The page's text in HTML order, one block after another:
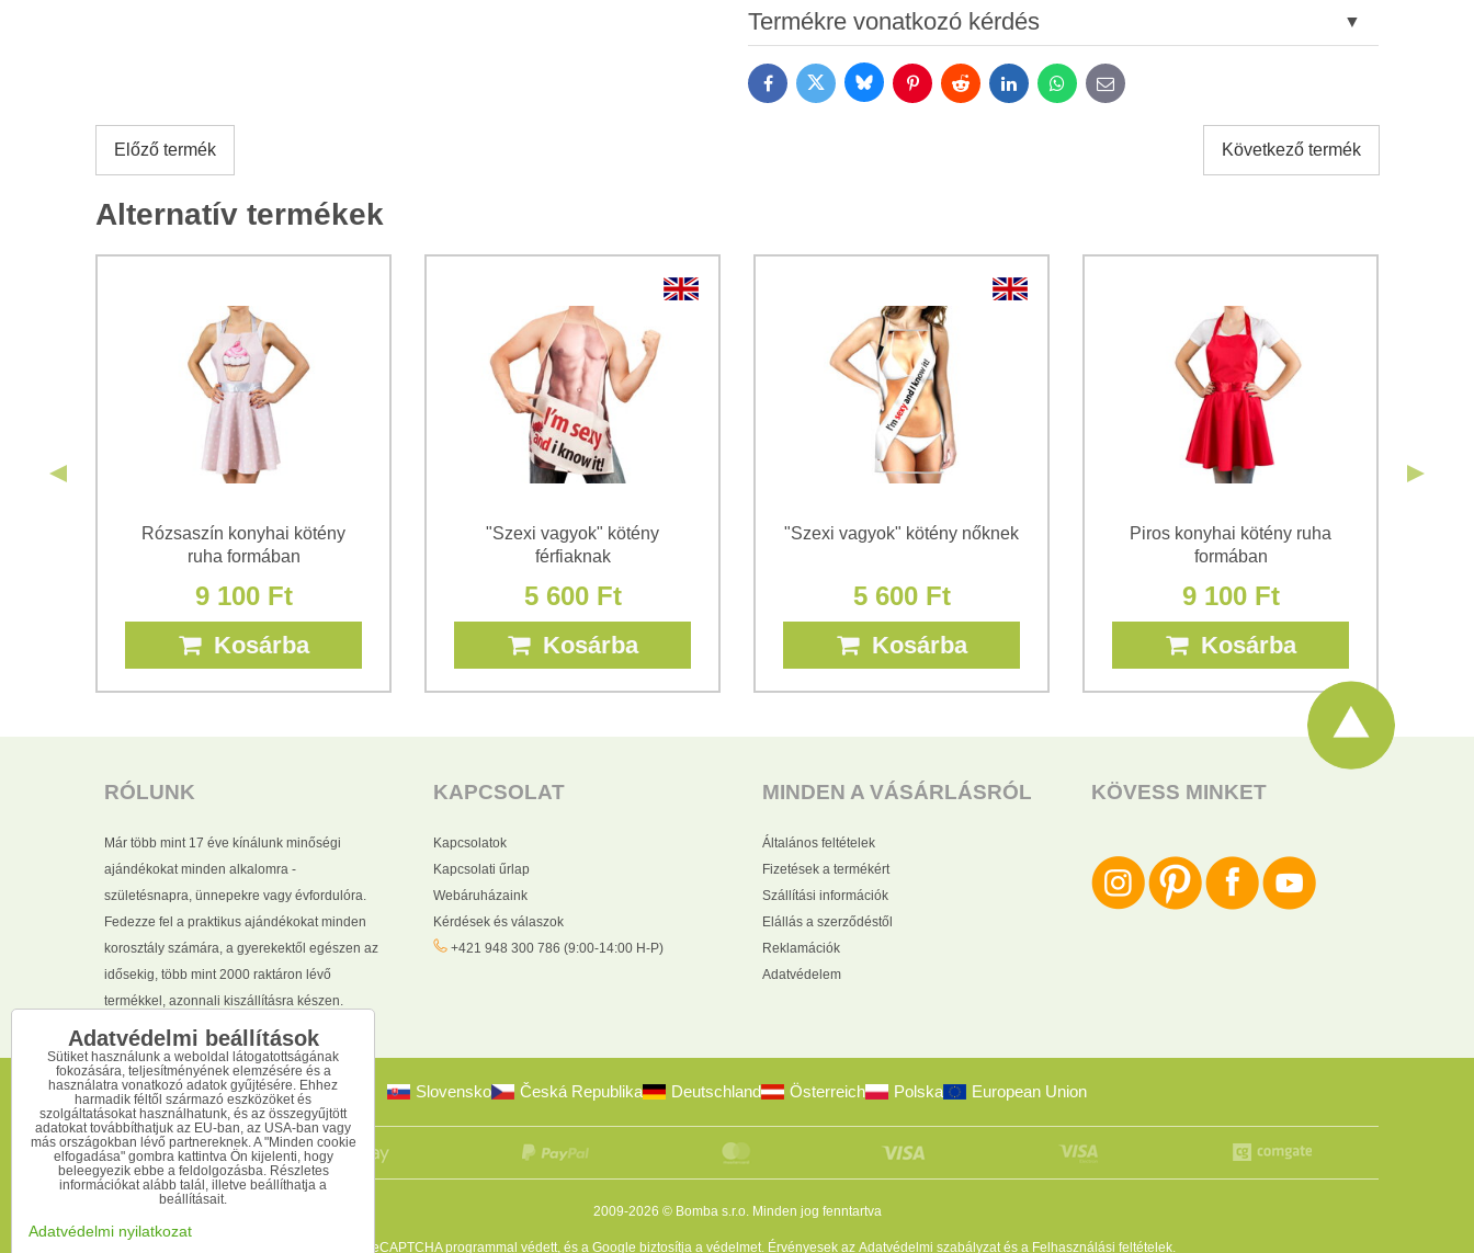
Új hozzászólás
Megismertem a Bomba s.r.o.Adatvédelem feltételeit.*
Termékre vonatkozó kérdés
FacebookTwitter BlueskyPinterestReddit LinkedInWhatsApp
E-
mail
Előző termék Következő termék
Alternatív termékek
Rózsaszín konyhai kötény
ruha formában
9 100 Ft
Kosárba
"Szexi vagyok" kötény
férfiaknak
5 600 Ft
Kosárba
"Szexi vagyok" kötény nőknek
5 600 Ft
Kosárba
Piros konyhai kötény ruha
formában
9 100 Ft
Kosárba
RÓLUNK
Már több mint 17 éve kínálunk minőségi
ajándékokat minden alkalomra -
születésnapra, ünnepekre vagy évfordulóra.
Fedezze fel a praktikus ajándékokat minden
korosztály számára, a gyerekektől egészen az
idősekig, több mint 2000 raktáron lévő
termékkel, azonnali kiszállításra készen.
KAPCSOLAT
Kapcsolatok
Kapcsolati űrlap
Webáruházaink
Kérdések és válaszok
+421 948 300 786 (9:00-14:00 H-P)
MINDEN A VÁSÁRLÁSRÓL
Általános feltételek
Fizetések a termékért
Szállítási információk
Elállás a szerződéstől
Reklamációk
Adatvédelem
KÖVESS MINKET
Slovensko Česká Republika Deutschland Österreich Polska European Union
2009-2026 © Bomba s.r.o. Minden jog fenntartva
Ez az oldal reCAPTCHA programmal védett, és a Google biztosítja a védelmet. Érvényesek az Adatvédelmi szabályzatés a Felhasználási feltételek.
Adatvédelmi beállítások
Sütiket használunk a weboldal látogatottságának
fokozására, teljesítményének elemzésére és a
használatra vonatkozó adatok gyűjtésére. Ehhez
harmadik féltől származó eszközöket és
szolgáltatásokat használhatunk, és az összegyűjtött
adatokat továbbíthatjuk az EU-ban, az USA-ban vagy
más országokban lévő partnereknek. A "Minden cookie
elfogadása" gombra kattintva Ön kijelenti, hogy
beleegyezik ebbe a feldolgozásba. Részletes
információkat alább talál, illetve beállíthatja a
beállításait.
Adatvédelmi nyilatkozat